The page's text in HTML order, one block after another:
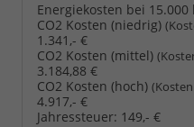
Energiekosten bei 15.000
CO2 Kosten (niedrig)
1.341,- €
CO2 Kosten (mittel)
3.184,88 €
CO2 Kosten (hoch)
4.917,- €
Jahressteuer: 149,- €